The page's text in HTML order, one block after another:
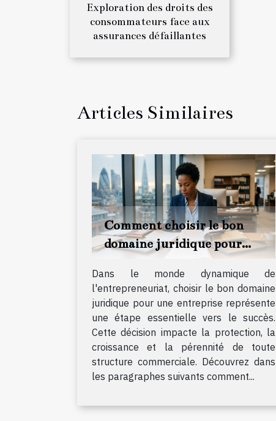
Exploration des droits des
consommateurs face aux
assurances défaillantes
Articles Similaires
Comment choisir le bon
domaine juridique pour
Dans le monde dynamique de
l'entrepreneuriat, choisir le bon domaine
juridique pour une entreprise représente
une étape essentielle vers le succès.
Cette décision impacte la protection, la
croissance et la pérennité de toute
structure commerciale. Découvrez dans
les paragraphes suivants comment...